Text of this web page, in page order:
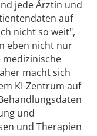
jede Ärztin und
auf
nicht so weit",
eben nicht nur
macht sich
KI-Zentrum auf
und
und Therapien